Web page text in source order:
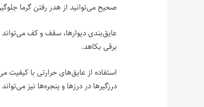
صحیح می‌توانید از هدر رفتن گرما
عایق‌بندی دیوارها، سقف و کف
برقی بکاهد.
درزگیرها در درزها و پنجره‌ها نیز